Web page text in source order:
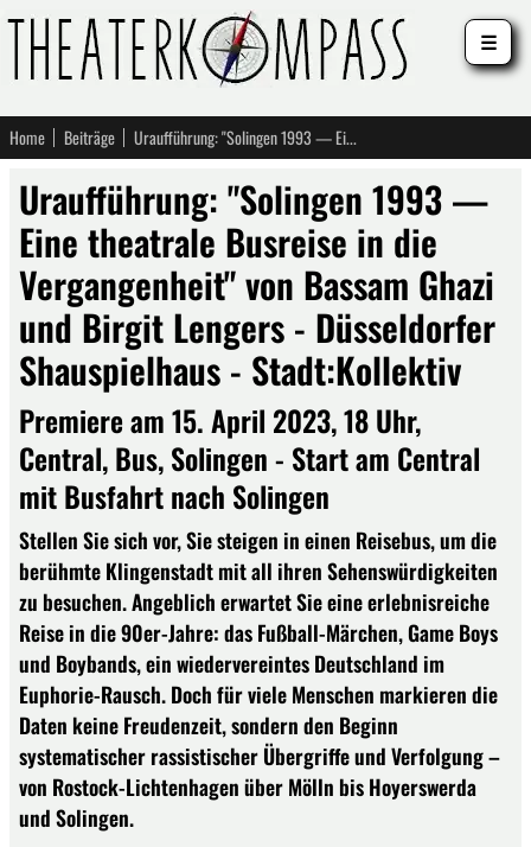
Home Beiträge Uraufführung: "Solingen 1993 — Eine theatrale Busreise in die Vergangenheit" von Bassam Ghazi und Birgit Lengers - Düsseldorfer Shauspielhaus - Stadt:Kollektiv
Uraufführung: "Solingen 1993 —
Eine theatrale Busreise in die
Vergangenheit" von Bassam Ghazi
und Birgit Lengers - Düsseldorfer
Shauspielhaus - Stadt:Kollektiv
Premiere am 15. April 2023, 18 Uhr,
Central, Bus, Solingen - Start am Central
mit Busfahrt nach Solingen
Stellen Sie sich vor, Sie steigen in einen Reisebus, um die
berühmte Klingenstadt mit all ihren Sehenswürdigkeiten
zu besuchen. Angeblich erwartet Sie eine erlebnisreiche
Reise in die 90er-Jahre: das Fußball-Märchen, Game Boys
und Boybands, ein wiedervereintes Deutschland im
Euphorie-Rausch. Doch für viele Menschen markieren die
Daten keine Freudenzeit, sondern den Beginn
systematischer rassistischer Übergriffe und Verfolgung –
von Rostock-Lichtenhagen über Mölln bis Hoyerswerda
und Solingen.
☰